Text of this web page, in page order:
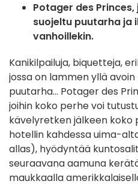
Potager des
suojeltu puutarha ja
vanhoillekin.
Kanikilpailuja, biquetteja,
jossa on lammen yllä
puutarha... Potager des
joihin koko perhe voi
kävelyretken jälkeen koko
hotellin kahdessa uima-
allas), hyödyntää
seuraavana aamuna
maukkaalla